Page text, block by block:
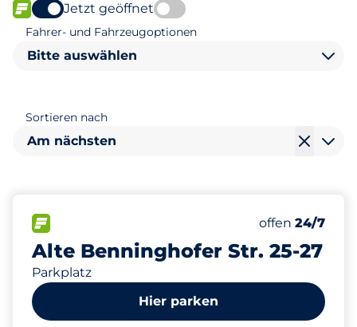
FLOW verfügbar
Jetzt geöffnet
Fahrer- und Fahrzeugoptionen
Bitte auswählen
Sortieren nach
Am nächsten
Alte Benninghofer Str. 25-27
Parkplatz
Anzahl der
Gesamtplätze
Freitag
offen 24/7
Hier parken